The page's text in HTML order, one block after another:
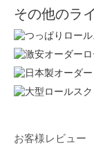
その他のラ
お客様レビュー